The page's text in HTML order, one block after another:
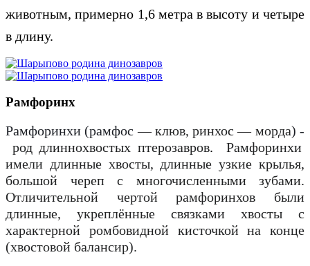
животным, примерно 1,6 метра в высоту и четыре
в длину.
Рамфоринх
Рамфоринхи (рамфос — клюв, ринхос — морда) -
род длиннохвостых птерозавров.
Рамфоринхи
имели длинные хвосты, длинные узкие крылья,
большой череп с многочисленными зубами.
Отличительной чертой рамфоринхов были
длинные, укреплённые связками хвосты с
характерной ромбовидной кисточкой на конце
(хвостовой балансир).